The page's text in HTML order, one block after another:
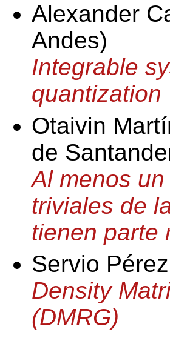
Alexander
Andes)
Integrable
quantization
Otaivin
de
Al menos
triviales de
tienen parte
Servio
Density
(DMRG)